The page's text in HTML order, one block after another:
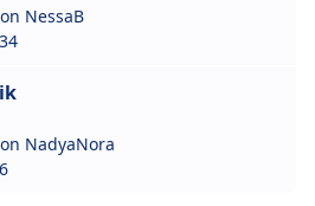
NessaB
NadyaNora